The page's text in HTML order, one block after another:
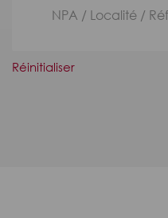
Réinitialiser